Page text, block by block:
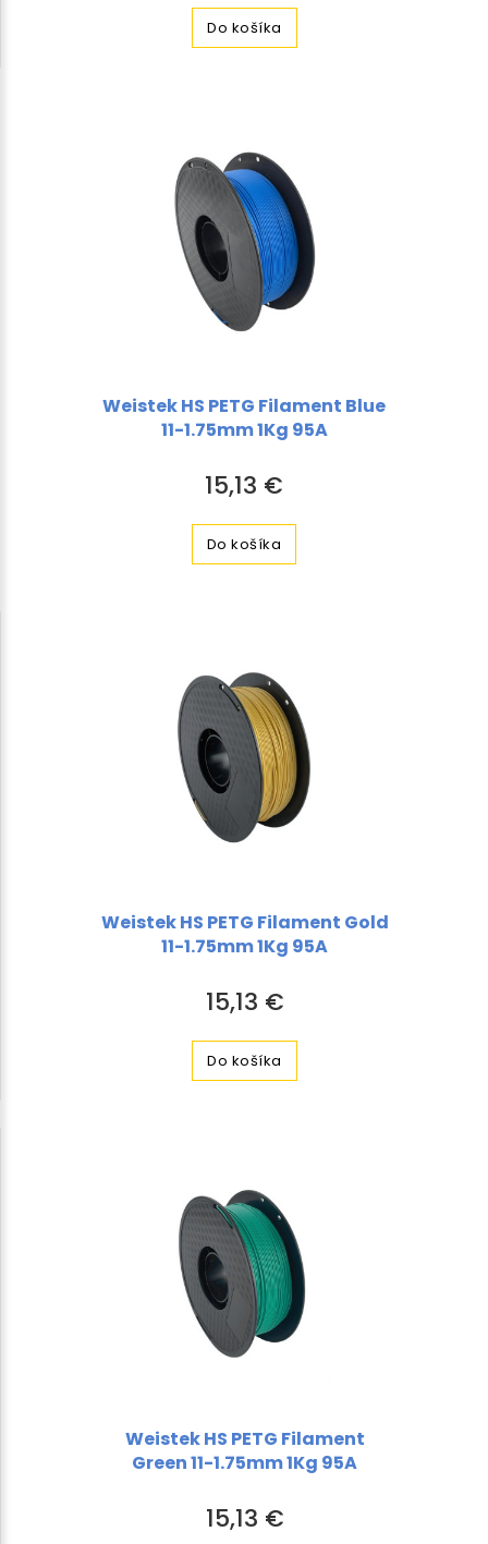
Do košíka
Weistek HS PETG Filament Blue
11-1.75mm 1Kg 95A
15,13 €
Do košíka
Weistek HS PETG Filament Gold
11-1.75mm 1Kg 95A
15,13 €
Do košíka
Weistek HS PETG Filament
Green 11-1.75mm 1Kg 95A
15,13 €